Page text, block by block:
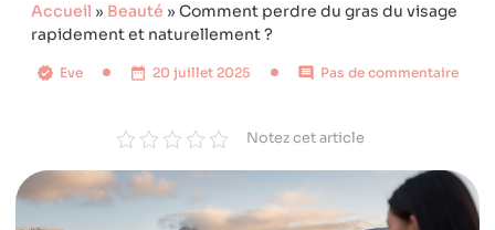
Accueil » Beauté » Comment perdre du gras du visage
rapidement et naturellement ?
Eve 20 juillet 2025 Pas de commentaire
Notez cet article